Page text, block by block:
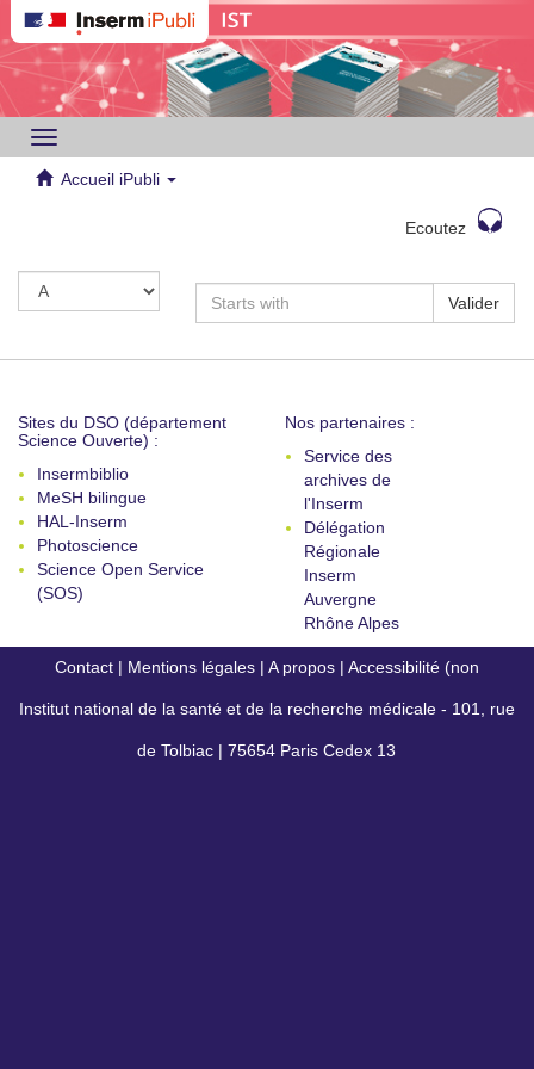
Toggle
navigation
Accueil iPubli
Ecoutez
Valider
Sites du DSO (département
Science Ouverte) :
Insermbiblio
MeSH bilingue
HAL-Inserm
Photoscience
Science Open Service
(SOS)
Nos partenaires :
Service des
archives de
l'Inserm
Délégation
Régionale
Inserm
Auvergne
Rhône Alpes
Contact | Mentions légales | A propos | Accessibilité (non
conforme)
Institut national de la santé et de la recherche médicale - 101, rue
de Tolbiac | 75654 Paris Cedex 13